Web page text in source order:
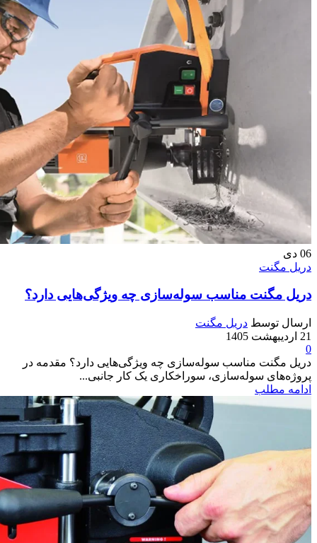
06 دی
دریل مگنت
دریل مگنت مناسب سوله‌سازی چه ویژگی‌هایی دارد؟
ارسال توسط دریل مگنت
21 اردیبهشت 1405
0
دریل مگنت مناسب سوله‌سازی چه ویژگی‌هایی دارد؟ مقدمه در
پروژه‌های سوله‌سازی، سوراخکاری یک کار جانبی...
ادامه مطلب